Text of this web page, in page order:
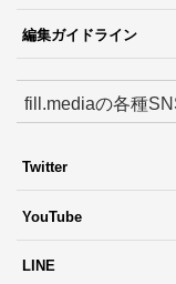
編集ガイドライン
fill.mediaの各種
Twitter
YouTube
LINE